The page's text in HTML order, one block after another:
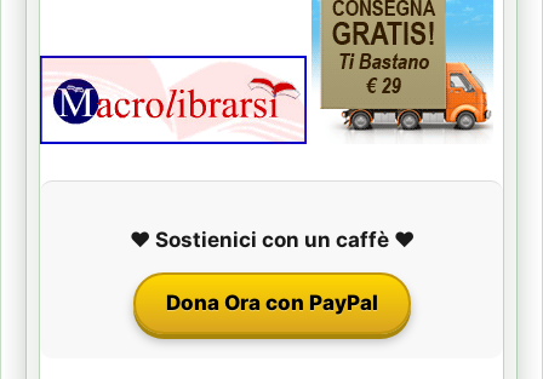
❤️ Sostienici con un caffè ❤️
Dona Ora con PayPal